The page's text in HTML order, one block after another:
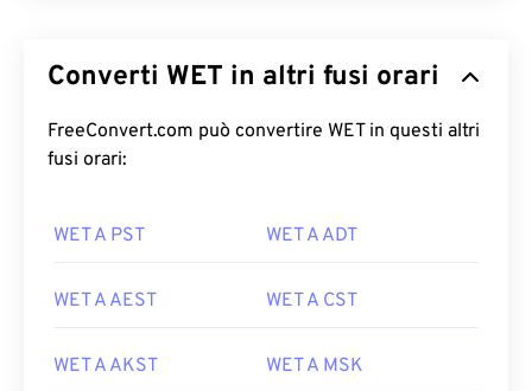
Converti WET in altri fusi orari
FreeConvert.com può convertire WET in questi altri
fusi orari:
WET A PST WET A ADT
WET A AEST WET A CST
WET A AKST WET A MSK